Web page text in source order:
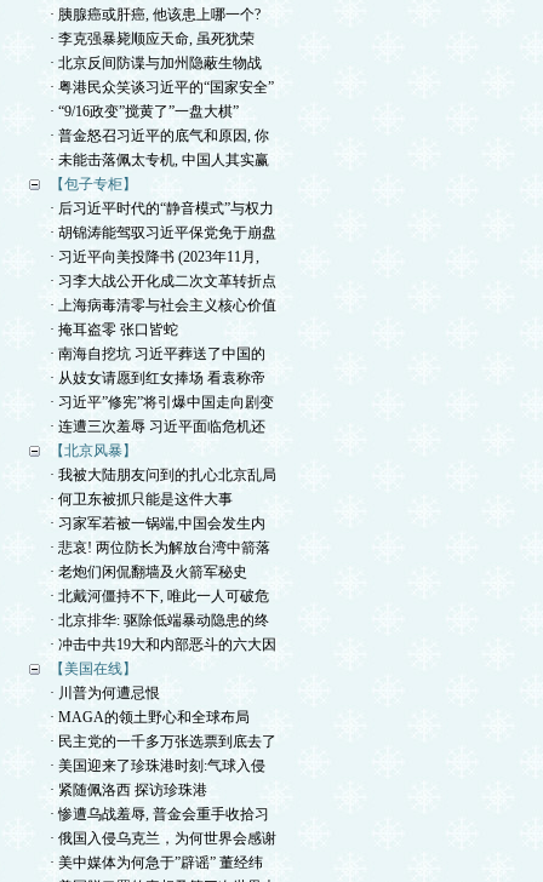
· 胰腺癌或肝癌, 他该患上哪一个?
· 李克强暴毙顺应天命, 虽死犹荣
· 北京反间防谍与加州隐蔽生物战
· 粤港民众笑谈习近平的“国家安全”
· “9/16政变”搅黄了”一盘大棋”
· 普金怒召习近平的底气和原因, 你
· 未能击落佩太专机, 中国人其实赢
【包子专柜】
· 后习近平时代的“静音模式”与权力
· 胡锦涛能驾驭习近平保党免于崩盘
· 习近平向美投降书 (2023年11月,
· 习李大战公开化成二次文革转折点
· 上海病毒清零与社会主义核心价值
· 掩耳盗零 张口皆蛇
· 南海自挖坑 习近平葬送了中国的
· 从妓女请愿到红女捧场 看袁称帝
· 习近平”修宪”将引爆中国走向剧变
· 连遭三次羞辱 习近平面临危机还
【北京风暴】
· 我被大陆朋友问到的扎心北京乱局
· 何卫东被抓只能是这件大事
· 习家军若被一锅端,中国会发生内
· 悲哀! 两位防长为解放台湾中箭落
· 老炮们闲侃翻墙及火箭军秘史
· 北戴河僵持不下, 唯此一人可破危
· 北京排华: 驱除低端暴动隐患的终
· 冲击中共19大和内部恶斗的六大因
【美国在线】
· 川普为何遭忌恨
· MAGA的领土野心和全球布局
· 民主党的一千多万张选票到底去了
· 美国迎来了珍珠港时刻:气球入侵
· 紧随佩洛西 探访珍珠港
· 惨遭乌战羞辱, 普金会重手收拾习
· 俄国入侵乌克兰，为何世界会感谢
· 美中媒体为何急于”辟谣” 董经纬